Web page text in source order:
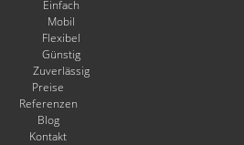
Einfach
Mobil
Flexibel
Günstig
Zuverlässig
Preise
Referenzen
Blog
Kontakt